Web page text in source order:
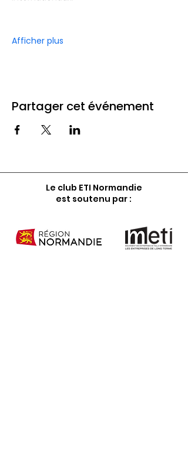
Afficher plus
Partager cet événement
Le club ETI Normandie
est soutenu par :